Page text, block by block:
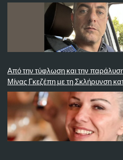
Από την τύφλωση και την
Μίνας Γκεζέπη με τη Σκλήρυνση